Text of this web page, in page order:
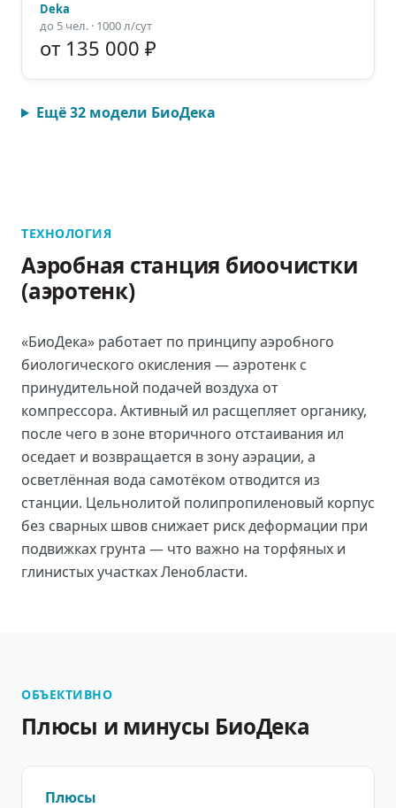
Deka
до 5 чел. · 1000 л/сут
от 135 000 ₽
Ещё32 модели БиоДека
ТЕХНОЛОГИЯ
Аэробная станция биоочистки
(аэротенк)
«БиоДека» работает по принципу аэробного
биологического окисления — аэротенк с
принудительной подачей воздуха от
компрессора. Активный ил расщепляет органику,
после чего в зоне вторичного отстаивания ил
оседает и возвращается в зону аэрации, а
осветлённая вода самотёком отводится из
станции. Цельнолитой полипропиленовый корпус
без сварных швов снижает риск деформации при
подвижках грунта — что важно на торфяных и
глинистых участках Ленобласти.
ОБЪЕКТИВНО
Плюсы и минусы БиоДека
Плюсы